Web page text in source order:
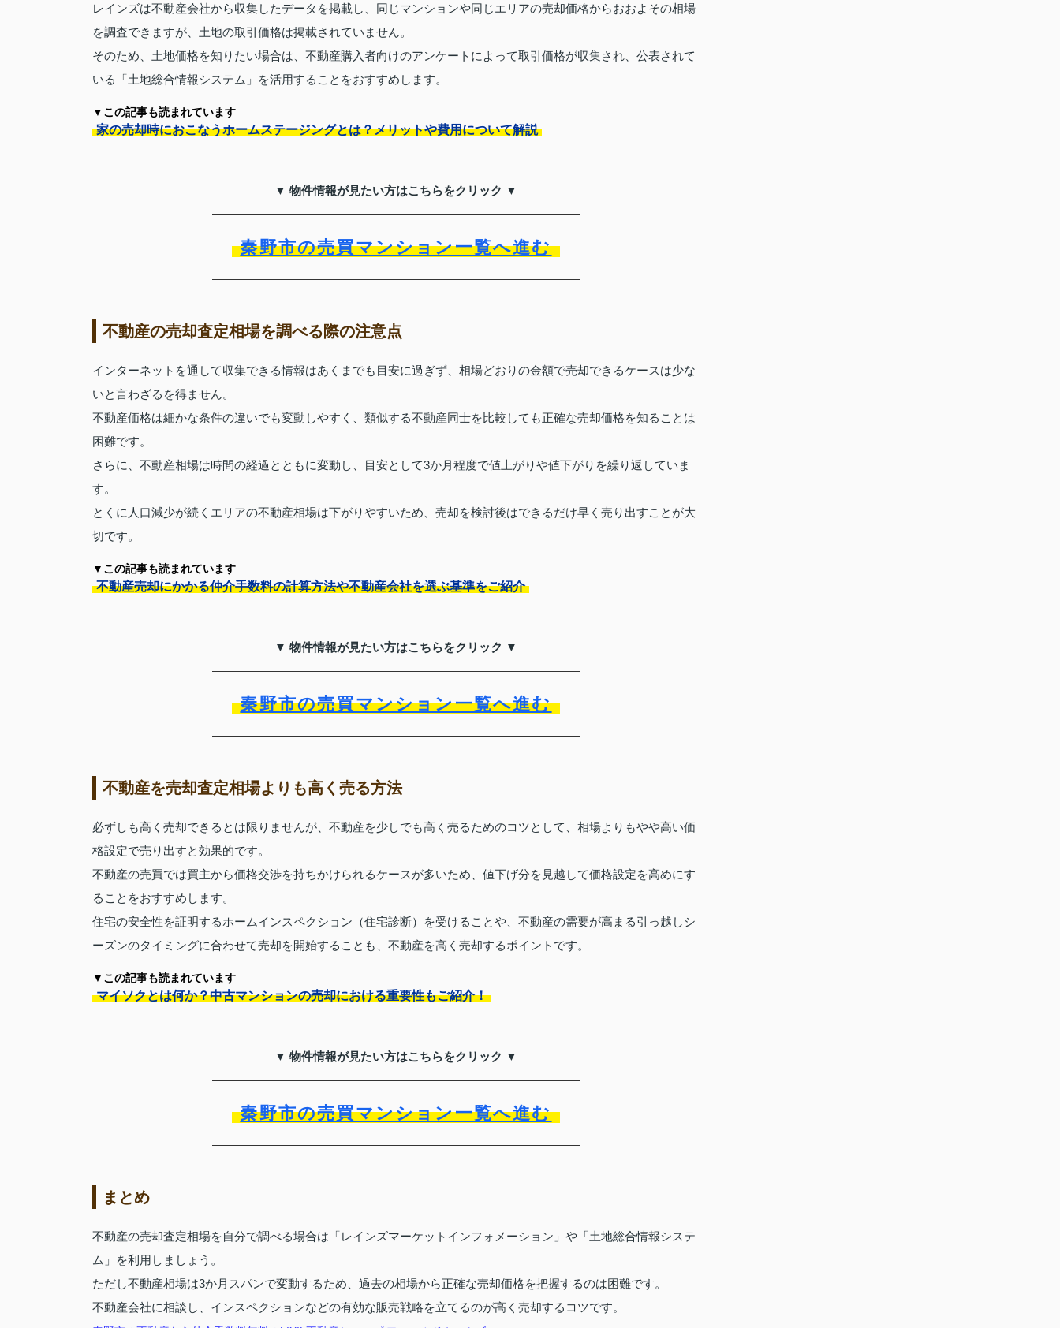
レインズは不動産会社から収集したデータを掲載し、同じマンションや同じエリアの売却価格からおおよその相場
を調査できますが、土地の取引価格は掲載されていません。
そのため、土地価格を知りたい場合は、不動産購入者向けのアンケートによって取引価格が収集され、公表されて
いる「土地総合情報システム」を活用することをおすすめします。
▼この記事も読まれています
家の売却時におこなうホームステージングとは？メリットや費用について解説
▼ 物件情報が見たい方はこちらをクリック ▼
秦野市の売買マンション一覧へ進む
不動産の売却査定相場を調べる際の注意点
インターネットを通して収集できる情報はあくまでも目安に過ぎず、相場どおりの金額で売却できるケースは少な
いと言わざるを得ません。
不動産価格は細かな条件の違いでも変動しやすく、類似する不動産同士を比較しても正確な売却価格を知ることは
困難です。
さらに、不動産相場は時間の経過とともに変動し、目安として3か月程度で値上がりや値下がりを繰り返していま
す。
とくに人口減少が続くエリアの不動産相場は下がりやすいため、売却を検討後はできるだけ早く売り出すことが大
切です。
▼この記事も読まれています
不動産売却にかかる仲介手数料の計算方法や不動産会社を選ぶ基準をご紹介
▼ 物件情報が見たい方はこちらをクリック ▼
秦野市の売買マンション一覧へ進む
不動産を売却査定相場よりも高く売る方法
必ずしも高く売却できるとは限りませんが、不動産を少しでも高く売るためのコツとして、相場よりもやや高い価
格設定で売り出すと効果的です。
不動産の売買では買主から価格交渉を持ちかけられるケースが多いため、値下げ分を見越して価格設定を高めにす
ることをおすすめします。
住宅の安全性を証明するホームインスペクション（住宅診断）を受けることや、不動産の需要が高まる引っ越しシ
ーズンのタイミングに合わせて売却を開始することも、不動産を高く売却するポイントです。
▼この記事も読まれています
マイソクとは何か？中古マンションの売却における重要性もご紹介！
▼ 物件情報が見たい方はこちらをクリック ▼
秦野市の売買マンション一覧へ進む
まとめ
不動産の売却査定相場を自分で調べる場合は「レインズマーケットインフォメーション」や「土地総合情報システ
ム」を利用しましょう。
ただし不動産相場は3か月スパンで変動するため、過去の相場から正確な売却価格を把握するのは困難です。
不動産会社に相談し、インスペクションなどの有効な販売戦略を立てるのが高く売却するコツです。